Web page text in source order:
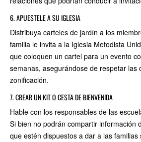
6. APUESTELE A SU IGLESIA
Distribuya carteles de jardín a los
familia le invita a la Iglesia Metodista
que coloquen un cartel para un evento
semanas, asegurándose de respetar las
zonificación.
7. CREAR UN KIT O CESTA DE BIENVENIDA
Hable con los responsables de las
Si bien no podrán compartir información
que estén dispuestos a dar a las